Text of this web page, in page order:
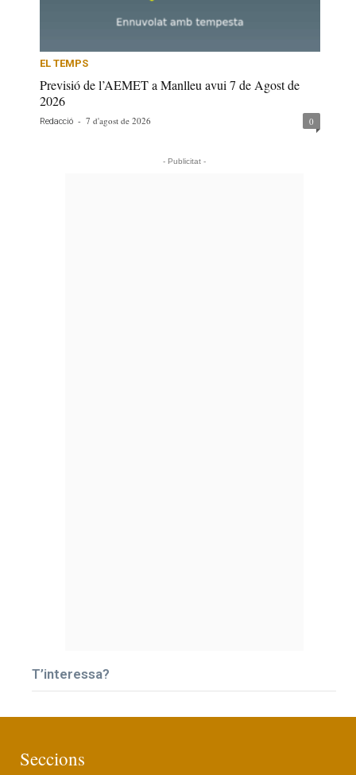
EL TEMPS
Previsió de l’AEMET a Manlleu avui 7 de Agost de
2026
Redacció - 7 d'agost de 2026 0
- Publicitat -
T’interessa?
Seccions